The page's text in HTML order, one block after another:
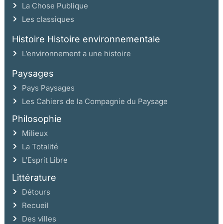
La Chose Publique
Les classiques
Histoire Histoire environnementale
L’environnement a une histoire
Paysages
Pays Paysages
Les Cahiers de la Compagnie du Paysage
Philosophie
Milieux
La Totalité
L’Esprit Libre
Littérature
Détours
Recueil
Des villes